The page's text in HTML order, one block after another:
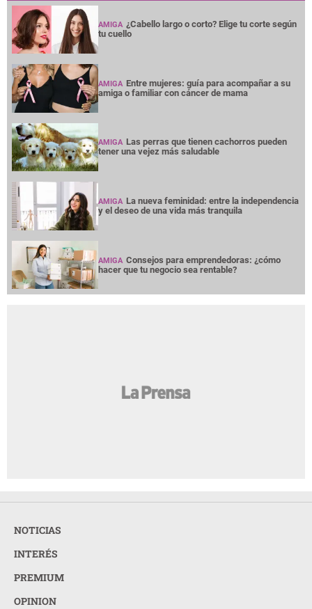
AMIGA ¿Cabello largo o corto? Elige tu corte según
tu cuello
AMIGA Entre mujeres: guía para acompañar a su
amiga o familiar con cáncer de mama
AMIGA Las perras que tienen cachorros pueden
tener una vejez más saludable
AMIGA La nueva feminidad: entre la independencia
y el deseo de una vida más tranquila
AMIGA Consejos para emprendedoras: ¿cómo
hacer que tu negocio sea rentable?
NOTICIAS
INTERÉS
PREMIUM
OPINION